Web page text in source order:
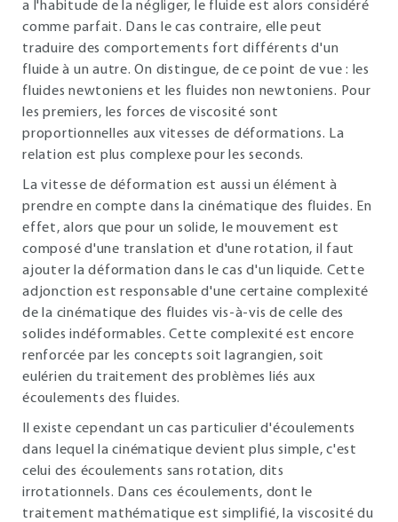
a l'habitude de la négliger, le fluide est alors considéré
comme parfait. Dans le cas contraire, elle peut
traduire des comportements fort différents d'un
fluide à un autre. On distingue, de ce point de vue : les
fluides newtoniens et les fluides non newtoniens. Pour
les premiers, les forces de viscosité sont
proportionnelles aux vitesses de déformations. La
relation est plus complexe pour les seconds.
La vitesse de déformation est aussi un élément à
prendre en compte dans la cinématique des fluides. En
effet, alors que pour un solide, le mouvement est
composé d'une translation et d'une rotation, il faut
ajouter la déformation dans le cas d'un liquide. Cette
adjonction est responsable d'une certaine complexité
de la cinématique des fluides vis-à-vis de celle des
solides indéformables. Cette complexité est encore
renforcée par les concepts soit lagrangien, soit
eulérien du traitement des problèmes liés aux
écoulements des fluides.
Il existe cependant un cas particulier d'écoulements
dans lequel la cinématique devient plus simple, c'est
celui des écoulements sans rotation, dits
irrotationnels. Dans ces écoulements, dont le
traitement mathématique est simplifié, la viscosité du